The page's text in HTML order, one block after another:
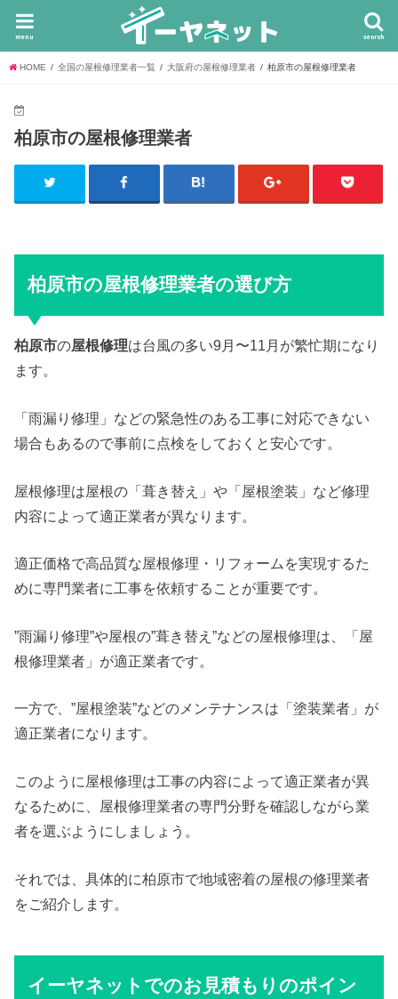
search
menu
HOME 全国の屋根修理業者一覧 大阪府の屋根修理業者 柏原市の屋根修理業者
柏原市の屋根修理業者
柏原市の屋根修理業者の選び方
柏原市の屋根修理は台風の多い9月〜11月が繁忙期になり
ます。
「雨漏り修理」などの緊急性のある工事に対応できない
場合もあるので事前に点検をしておくと安心です。
屋根修理は屋根の「葺き替え」や「屋根塗装」など修理
内容によって適正業者が異なります。
適正価格で高品質な屋根修理・リフォームを実現するた
めに専門業者に工事を依頼することが重要です。
”雨漏り修理”や屋根の”葺き替え”などの屋根修理は、「屋
根修理業者」が適正業者です。
一方で、”屋根塗装”などのメンテナンスは「塗装業者」が
適正業者になります。
このように屋根修理は工事の内容によって適正業者が異
なるために、屋根修理業者の専門分野を確認しながら業
者を選ぶようにしましょう。
それでは、具体的に柏原市で地域密着の屋根の修理業者
をご紹介します。
イーヤネットでのお見積もりのポイン